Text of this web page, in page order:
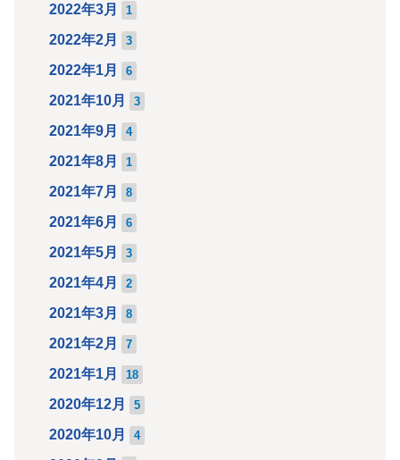
2022年3月 1
2022年2月 3
2022年1月 6
2021年10月 3
2021年9月 4
2021年8月 1
2021年7月 8
2021年6月 6
2021年5月 3
2021年4月 2
2021年3月 8
2021年2月 7
2021年1月 18
2020年12月 5
2020年10月 4